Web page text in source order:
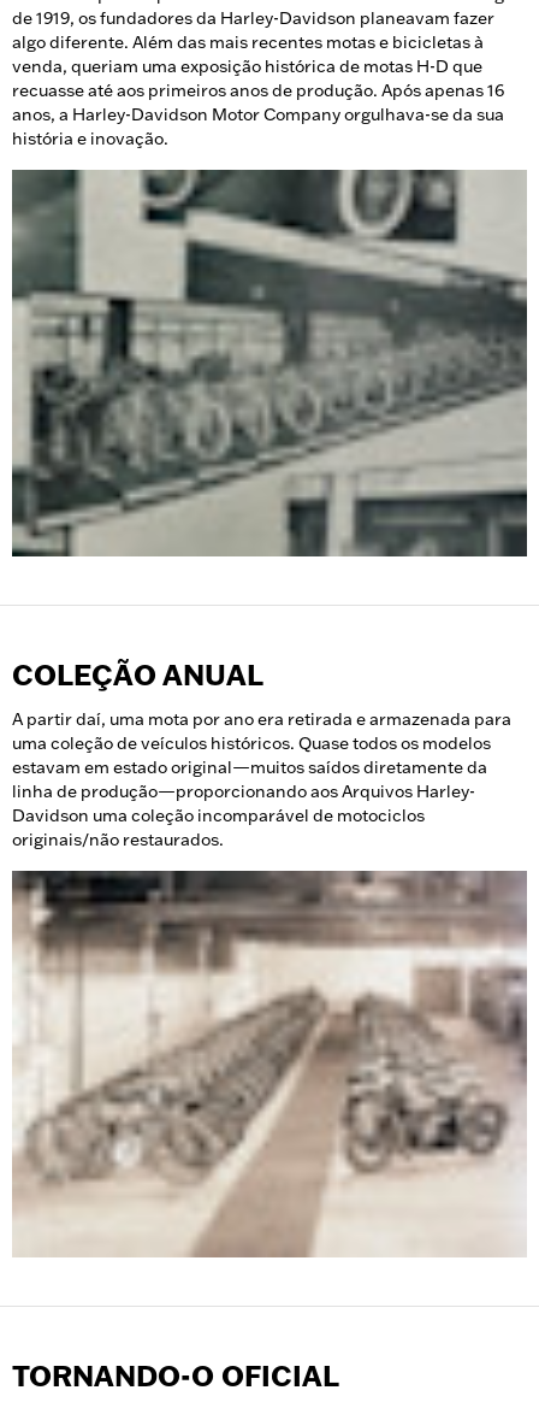
de 1919, os fundadores da Harley-Davidson planeavam fazer
algo diferente. Além das mais recentes motas e bicicletas à
venda, queriam uma exposição histórica de motas H-D que
recuasse até aos primeiros anos de produção. Após apenas 16
anos, a Harley-Davidson Motor Company orgulhava-se da sua
história e inovação.
COLEÇÃO ANUAL
A partir daí, uma mota por ano era retirada e armazenada para
uma coleção de veículos históricos. Quase todos os modelos
estavam em estado original—muitos saídos diretamente da
linha de produção—proporcionando aos Arquivos Harley-
Davidson uma coleção incomparável de motociclos
originais/não restaurados.
TORNANDO-O OFICIAL